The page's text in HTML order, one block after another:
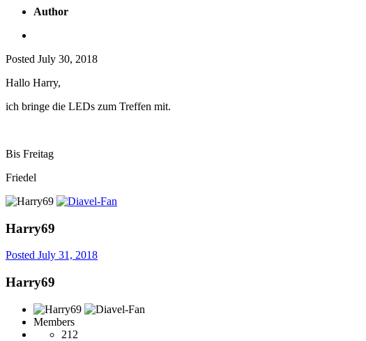
Author
Posted July 30, 2018
Hallo Harry,
ich bringe die LEDs zum Treffen mit.
Bis Freitag
Friedel
Harry69
Posted July 31, 2018
Harry69
Members
212